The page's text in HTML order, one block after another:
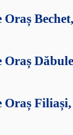
Oraș
Oraș
Oraș